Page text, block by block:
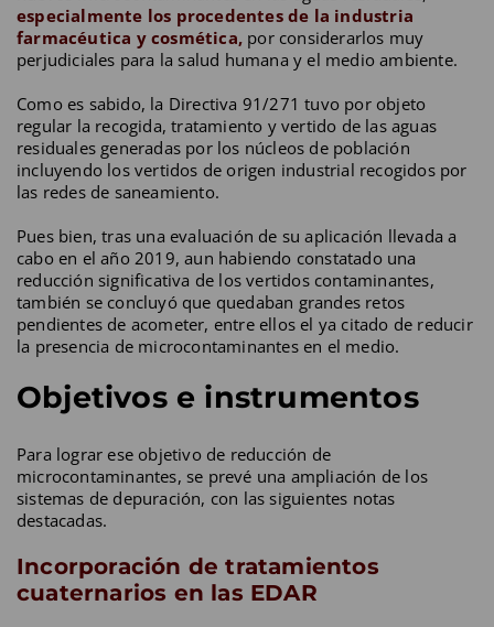
especialmente los procedentes de la industria
farmacéutica y cosmética, por considerarlos muy
perjudiciales para la salud humana y el medio ambiente.
Como es sabido, la Directiva 91/271 tuvo por objeto
regular la recogida, tratamiento y vertido de las aguas
residuales generadas por los núcleos de población
incluyendo los vertidos de origen industrial recogidos por
las redes de saneamiento.
Pues bien, tras una evaluación de su aplicación llevada a
cabo en el año 2019, aun habiendo constatado una
reducción significativa de los vertidos contaminantes,
también se concluyó que quedaban grandes retos
pendientes de acometer, entre ellos el ya citado de reducir
la presencia de microcontaminantes en el medio.
Objetivos e instrumentos
Para lograr ese objetivo de reducción de
microcontaminantes, se prevé una ampliación de los
sistemas de depuración, con las siguientes notas
destacadas.
Incorporación de tratamientos
cuaternarios en las EDAR